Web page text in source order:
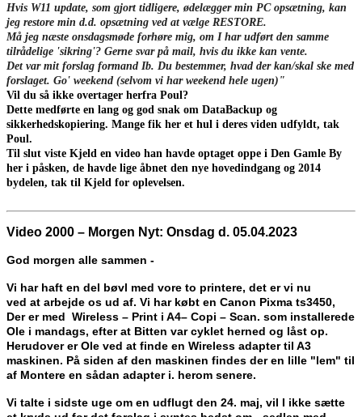
Hvis W11 update, som gjort tidligere, ødelægger min PC opsætning, kan
jeg restore min d.d. opsætning ved at vælge RESTORE.
Må jeg næste onsdagsmøde forhøre mig, om I har udført den samme
tilrådelige 'sikring'? Gerne svar på mail, hvis du ikke kan vente.
Det var mit forslag formand Ib. Du bestemmer, hvad der kan/skal ske med
forslaget. Go' weekend (selvom vi har weekend hele ugen)"
Vil du så ikke overtager herfra Poul?
Dette medførte en lang og god snak om DataBackup og
sikkerhedskopiering. Mange fik her et hul i deres viden udfyldt, tak
Poul.
Til slut viste Kjeld en video han havde optaget oppe i Den Gamle By
her i påsken, de havde lige åbnet den nye hovedindgang og 2014
bydelen, tak til Kjeld for oplevelsen.
Video 2000 – Morgen Nyt: Onsdag d. 05.04.2023
God morgen alle sammen -
Vi har haft en del bøvl med vore to printere, det er vi nu
ved at arbejde os ud af. Vi har købt en Canon Pixma ts3450,
Der er med Wireless – Print i A4– Copi – Scan. som installerede
Ole i mandags, efter at Bitten var cyklet herned og låst op.
Herudover er Ole ved at finde en Wireless adapter til A3
maskinen. På siden af den maskinen findes der en lille "lem" til
af Montere en sådan adapter i. herom senere.
Vi talte i sidste uge om en udflugt den 24. maj, vil I ikke sætte